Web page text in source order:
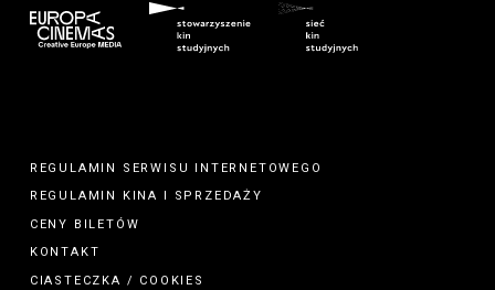
REGULAMIN SERWISU INTERNETOWEGO
REGULAMIN
KINA
SPRZEDAŻY
CENY BILETÓW
KONTAKT
CIASTECZKA / COOKIES